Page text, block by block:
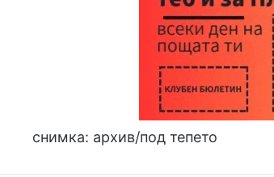
снимка: архив/под тепето